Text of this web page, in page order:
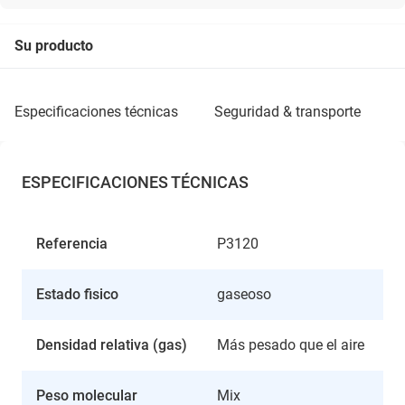
Su producto
especificaciones técnicas seguridad & transporte
ESPECIFICACIONES TÉCNICAS
Referencia P3120
Estado fisico gaseoso
Densidad relativa (gas) Más pesado que el aire
Peso molecular Mix